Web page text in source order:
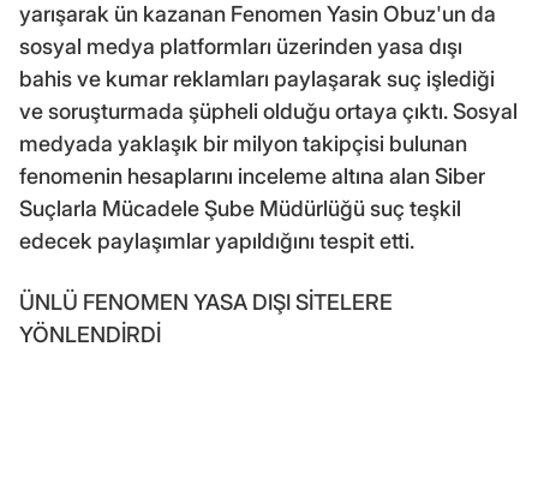
yarışarak ün kazanan Fenomen Yasin Obuz'un da
sosyal medya platformları üzerinden yasa dışı
bahis ve kumar reklamları paylaşarak suç işlediği
ve soruşturmada şüpheli olduğu ortaya çıktı. Sosyal
medyada yaklaşık bir milyon takipçisi bulunan
fenomenin hesaplarını inceleme altına alan Siber
Suçlarla Mücadele Şube Müdürlüğü suç teşkil
edecek paylaşımlar yapıldığını tespit etti.
ÜNLÜ FENOMEN YASA DIŞI SİTELERE
YÖNLENDİRDİ